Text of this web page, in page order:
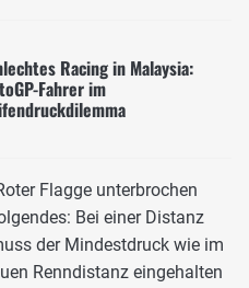
Racing in Malaysia:
Fahrer im
Flagge unterbrochen
Bei einer Distanz
der Mindestdruck wie im
Renndistanz eingehalten